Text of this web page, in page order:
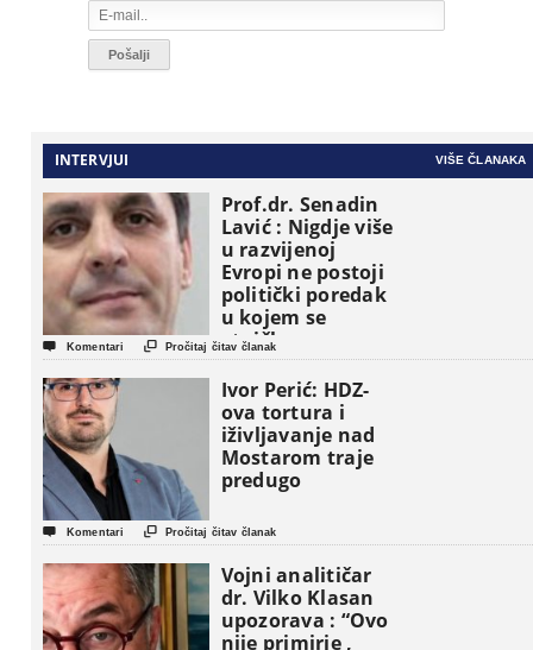
INTERVJUI VIŠE ČLANAKA
Prof.dr. Senadin
Lavić : Nigdje više
u razvijenoj
Evropi ne postoji
politički poredak
u kojem se
etničke grupe
pojavljuju kao
osnovne
političke jedinice
 Komentari  Pročitaj čitav članak
Ivor Perić: HDZ-
ova tortura i
iživljavanje nad
Mostarom traje
predugo
 Komentari  Pročitaj čitav članak
Vojni analitičar
dr. Vilko Klasan
upozorava : “Ovo
nije primirje ,